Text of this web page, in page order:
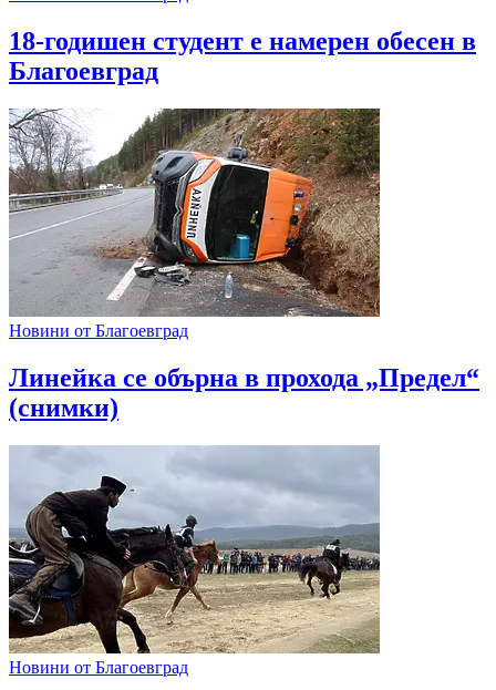
18-годишен студент е намерен обесен в
Благоевград
Новини от Благоевград
Линейка се обърна в прохода „Предел“
(снимки)
Новини от Благоевград